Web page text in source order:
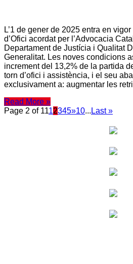
L’1 de gener de 2025 entra en
d’Ofici acordat per l’Advocacia
Departament de Justícia i Qualitat
Generalitat. Les noves condicions
increment del 13,2% de la partida
torn d’ofici i assistència, i el seu
exclusivament a: augmentar les
Read More »
Page 2 of 1112345»10... Last »